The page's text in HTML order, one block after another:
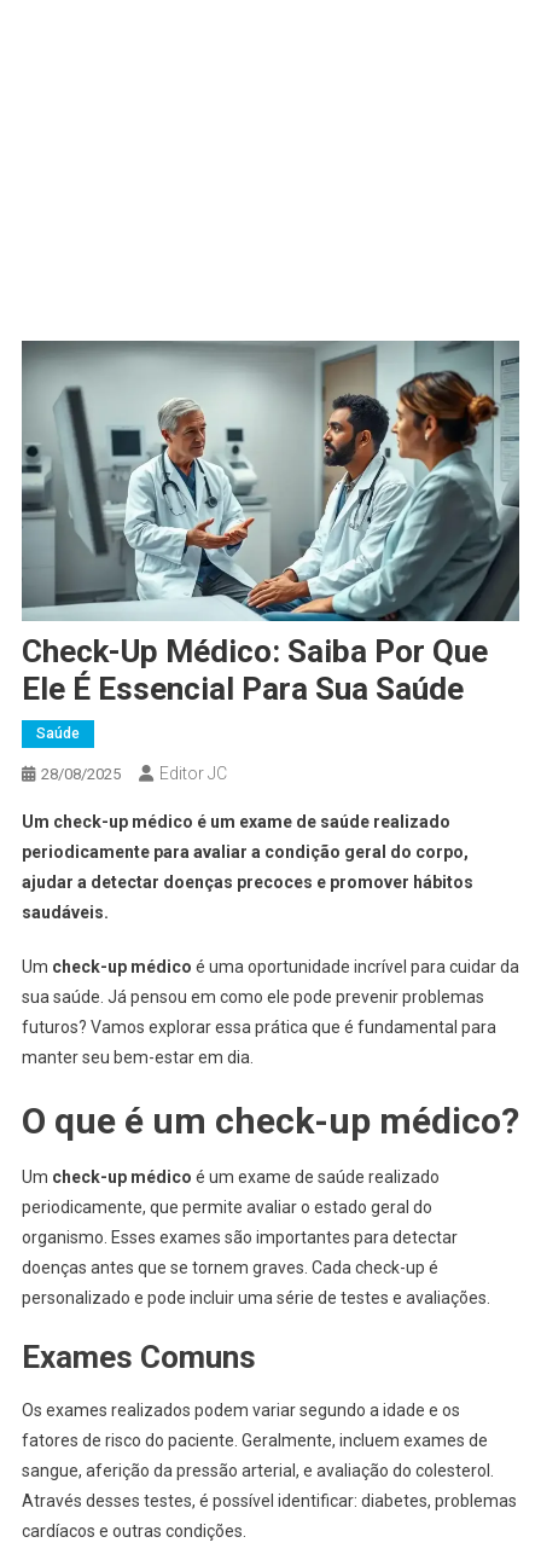
Check-Up Médico: Saiba Por Que
Ele É Essencial Para Sua Saúde
Saúde
28/08/2025 Editor JC
Um check-up médico é um exame de saúde realizado
periodicamente para avaliar a condição geral do corpo,
ajudar a detectar doenças precoces e promover hábitos
saudáveis.
Um check-up médico é uma oportunidade incrível para cuidar da
sua saúde. Já pensou em como ele pode prevenir problemas
futuros? Vamos explorar essa prática que é fundamental para
manter seu bem-estar em dia.
O que é um check-up médico?
Um check-up médico é um exame de saúde realizado
periodicamente, que permite avaliar o estado geral do
organismo. Esses exames são importantes para detectar
doenças antes que se tornem graves. Cada check-up é
personalizado e pode incluir uma série de testes e avaliações.
Exames Comuns
Os exames realizados podem variar segundo a idade e os
fatores de risco do paciente. Geralmente, incluem exames de
sangue, aferição da pressão arterial, e avaliação do colesterol.
Através desses testes, é possível identificar: diabetes, problemas
cardíacos e outras condições.